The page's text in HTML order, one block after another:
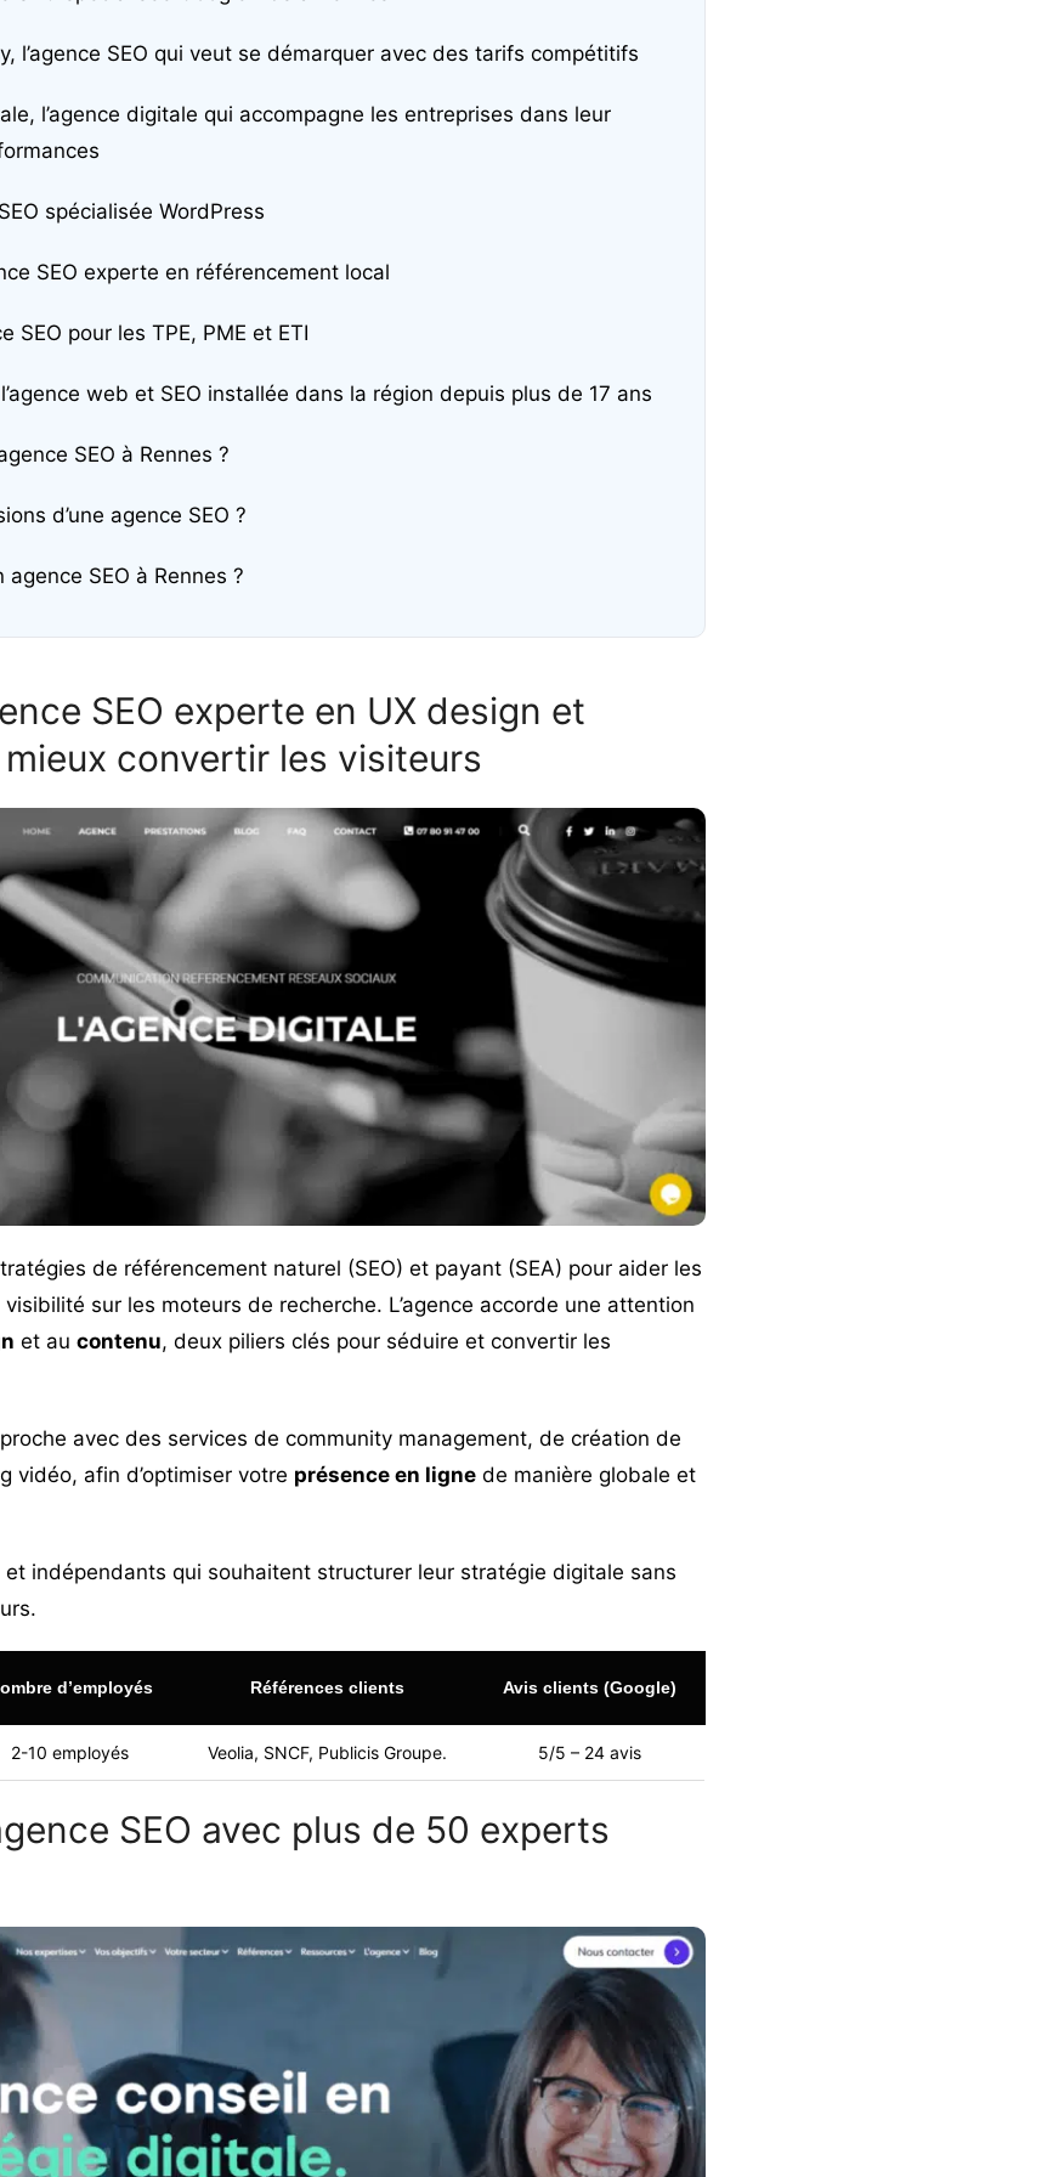
l’agence SEO qui veut se démarquer avec des tarifs compétitifs
l’agence digitale qui accompagne les entreprises dans leur
spécialisée WordPress
SEO experte en référencement local
SEO pour les TPE, PME et ETI
web et SEO installée dans la région depuis plus de 17 ans
SEO à Rennes ?
d’une agence SEO ?
SEO à Rennes ?
SEO experte en UX design et
convertir les visiteurs
de référencement naturel (SEO) et payant (SEA) pour aider les
sur les moteurs de recherche. L’agence accorde une attention
et au contenu, deux piliers clés pour séduire et convertir les
avec des services de community management, de création de
vidéo, afin d’optimiser votre présence en lignede manière globale et
et indépendants qui souhaitent structurer leur stratégie digitale sans
d’employés Références clients Avis clients (Google)
2-10 employés Veolia, SNCF, Publicis Groupe. 5/5 – 24 avis
SEO avec plus de 50 experts